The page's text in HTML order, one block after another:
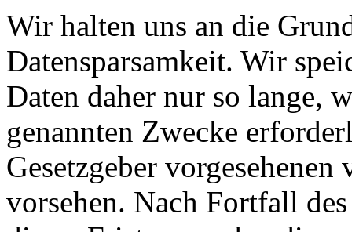
Wir halten uns an die
Datensparsamkeit. Wir
Daten daher nur so lange,
genannten Zwecke
Gesetzgeber
vorsehen. Nach Fortfall